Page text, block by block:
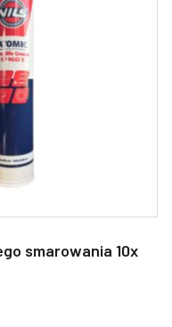
smarowania 10x